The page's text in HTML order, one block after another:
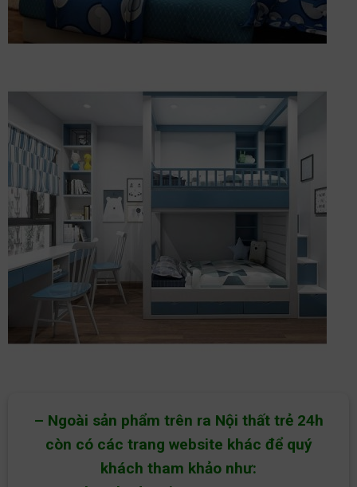
– Ngoài sản phẩm trên ra Nội thất trẻ 24h
còn có các trang website khác để quý
khách tham khảo như: